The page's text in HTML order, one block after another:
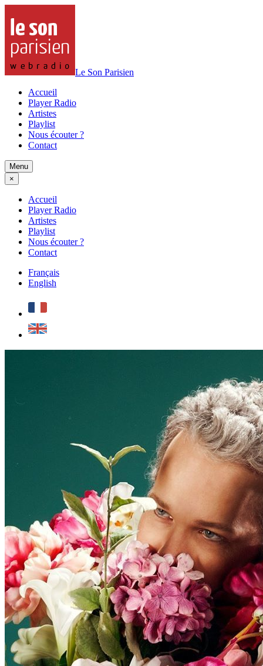
Le Son Parisien
Accueil
Player Radio
Artistes
Playlist
Nous écouter ?
Contact
Menu
×
Accueil
Player Radio
Artistes
Playlist
Nous écouter ?
Contact
Français
English